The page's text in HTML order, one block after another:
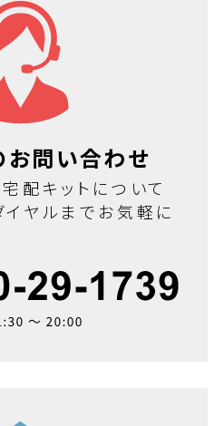
お問い合わせ
配キットについて
ヤルまでお気軽に